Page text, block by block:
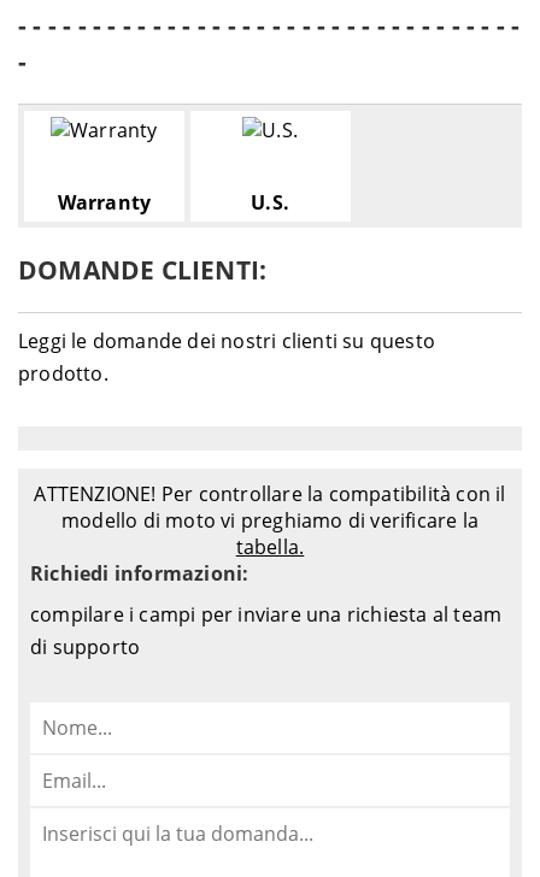
- - - - - - - - - - - - - - - - - - - - - - - - - - - - - - - - - -
-
Warranty U.S.
DOMANDE CLIENTI:
Leggi le domande dei nostri clienti su questo
prodotto.
ATTENZIONE! Per controllare la compatibilità con il
modello di moto vi preghiamo di verificare la
tabella.
Richiedi informazioni:
compilare i campi per inviare una richiesta al team
di supporto